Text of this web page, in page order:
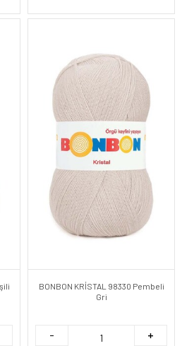
BONBON KRİSTAL 98330 Pembeli
Gri